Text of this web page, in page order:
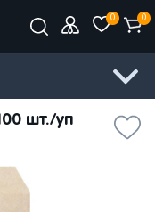
0 0
шт./уп